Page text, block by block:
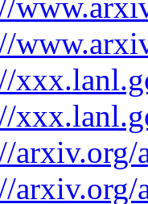
arxiv.org/
arxiv.org/